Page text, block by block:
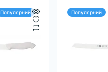
Популярний Популярний